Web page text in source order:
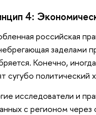
4:
российская
заделами
Конечно,
сугубо политический
исследователи и
с регионом